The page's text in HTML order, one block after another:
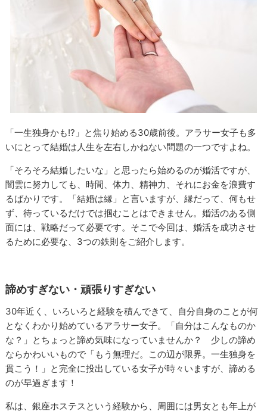
「一生独身かも!?」と焦り始める30歳前後。アラサー女子も多
いにとって結婚は人生を左右しかねない問題の一つですよね。
「そろそろ結婚したいな」と思ったら始めるのが婚活ですが、
闇雲に努力しても、時間、体力、精神力、それにお金を浪費す
るばかりです。「結婚は縁」と言いますが、縁だって、何もせ
ず、待っているだけでは掴むことはできません。婚活のある側
面には、戦略だって必要です。そこで今回は、婚活を成功させ
るために必要な、3つの鉄則をご紹介します。
諦めすぎない・頑張りすぎない
30年近く、いろいろと経験を積んできて、自分自身のことが何
となくわかり始めているアラサー女子。「自分はこんなものか
な？」とちょっと諦め気味になっていませんか？ 少しの諦め
ならかわいいもので「もう無理だ。この辺が限界。一生独身を
貫こう！」と完全に投出している女子が時々いますが、諦める
のが早過ぎます！
私は、銀座ホステスという経験から、周囲には男女とも年上が